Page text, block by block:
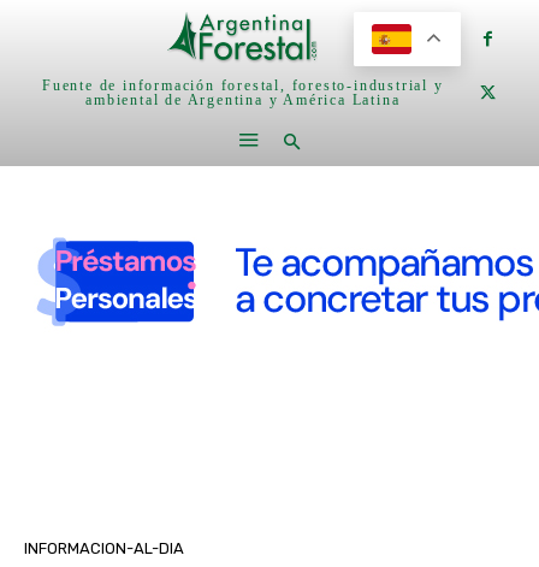
Fuente de información forestal, foresto-industrial y
ambiental de Argentina y América Latina
INFORMACION-AL-DIA